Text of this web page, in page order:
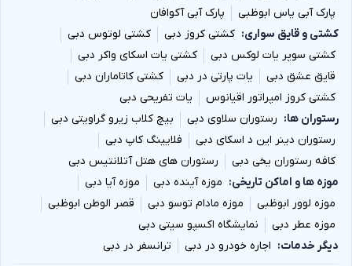
پارک آبی یاس ابوظبی
پارک آبی آکوافان
کشتی و قایق سواری
کشتی کروز دبی
کشتی لوتوس دبی
کشتی سوپر یات لوکس دبی
کشتی یات اسکای واکر دبی
قایق عشق دبی
یات پارتی در دبی
کشتی کاتاماران دبی
کشتی کروز امپراتور اقیانوس
یات تفریحی دبی
رستوران ها
رستوران سلاوی دبی
بیچ کلاب زیرو گراویتی دبی
رستوران دینر این د اسکای دبی
فلایینگ کاپ دبی
کافه رستوران یخی دبی
رستوران های هتل آتلانتیس دبی
موزه ها و اماکن تاریخی
موزه آینده دبی
موزه آیا دبی
موزه لوور ابوظبی
موزه مادام توسو دبی
قصر الوطن ابوظبی
موزه عطر دبی
نمایشگاه اکسپو سیتی دبی
دیگر خدمات
اجاره خودرو در دبی ترانسفر در دبی